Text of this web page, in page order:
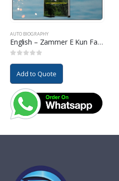
AUTO BIOGRAPHY
English – Zammer E Kun Fakkan Ha Zindagi
Add to Quote